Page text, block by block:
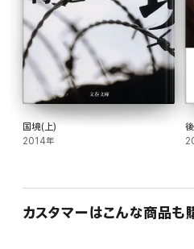
国境(上)
2014年
カスタマーはこんな商品も